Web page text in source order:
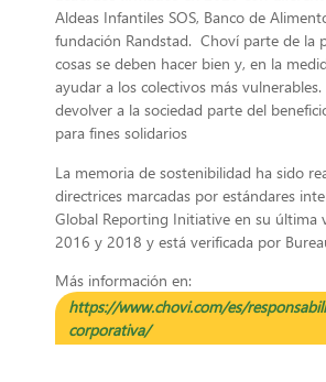
Aldeas Infantiles SOS, Banco de
fundación Randstad. Choví parte de la
cosas se deben hacer bien y, en la
ayudar a los colectivos más
devolver a la sociedad parte del
para fines solidarios
La memoria de sostenibilidad ha sido
directrices marcadas por estándares
Global Reporting Initiative en su última
2016 y 2018 y está verificada por
Más información en:
https://www.chovi.com/es/
corporativa/